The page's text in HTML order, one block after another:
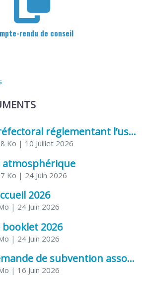
rendu de conseil
Arrêté préfectoral réglementant l’usage de l’eau
Ko | 10 Juillet 2026
atmosphérique
Ko | 24 Juin 2026
2026
| 24 Juin 2026
booklet 2026
| 24 Juin 2026
CERFA demande de subvention association
| 16 Juin 2026